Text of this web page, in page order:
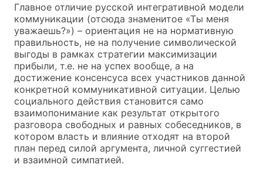
Главное отличие русской интегративной модели
коммуникации (отсюда знаменитое «Ты меня
уважаешь?») – ориентация не на нормативную
правильность, не на получение символической
выгоды в рамках стратегии максимизации
прибыли, т.е. не на успех вообще, а на
достижение консенсуса всех участников данной
конкретной коммуникативной ситуации. Целью
социального действия становится само
взаимопонимание как результат открытого
разговора свободных и равных собеседников, в
котором власть и влияние отходят на второй
план перед силой аргумента, личной суггестией
и взаимной симпатией.